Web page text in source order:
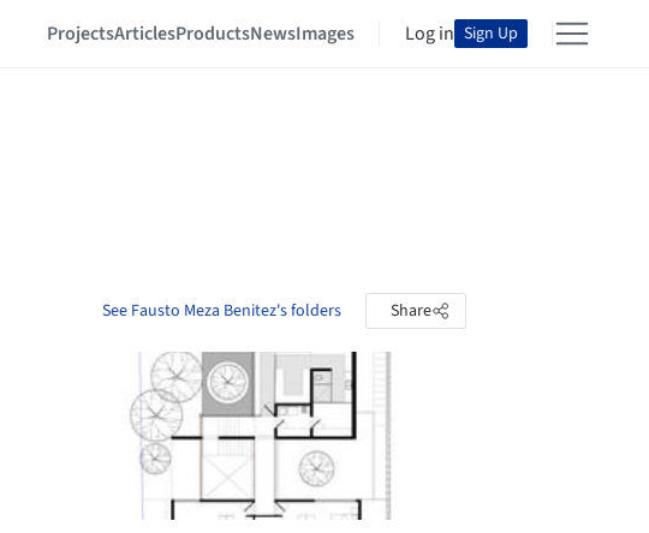
ProjectsArticlesProductsNewsImages Log in Sign Up
See Fausto Meza Benitez's folders Share